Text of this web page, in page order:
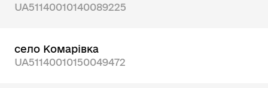
UA51140010140089225
село Комарівка
UA51140010150049472